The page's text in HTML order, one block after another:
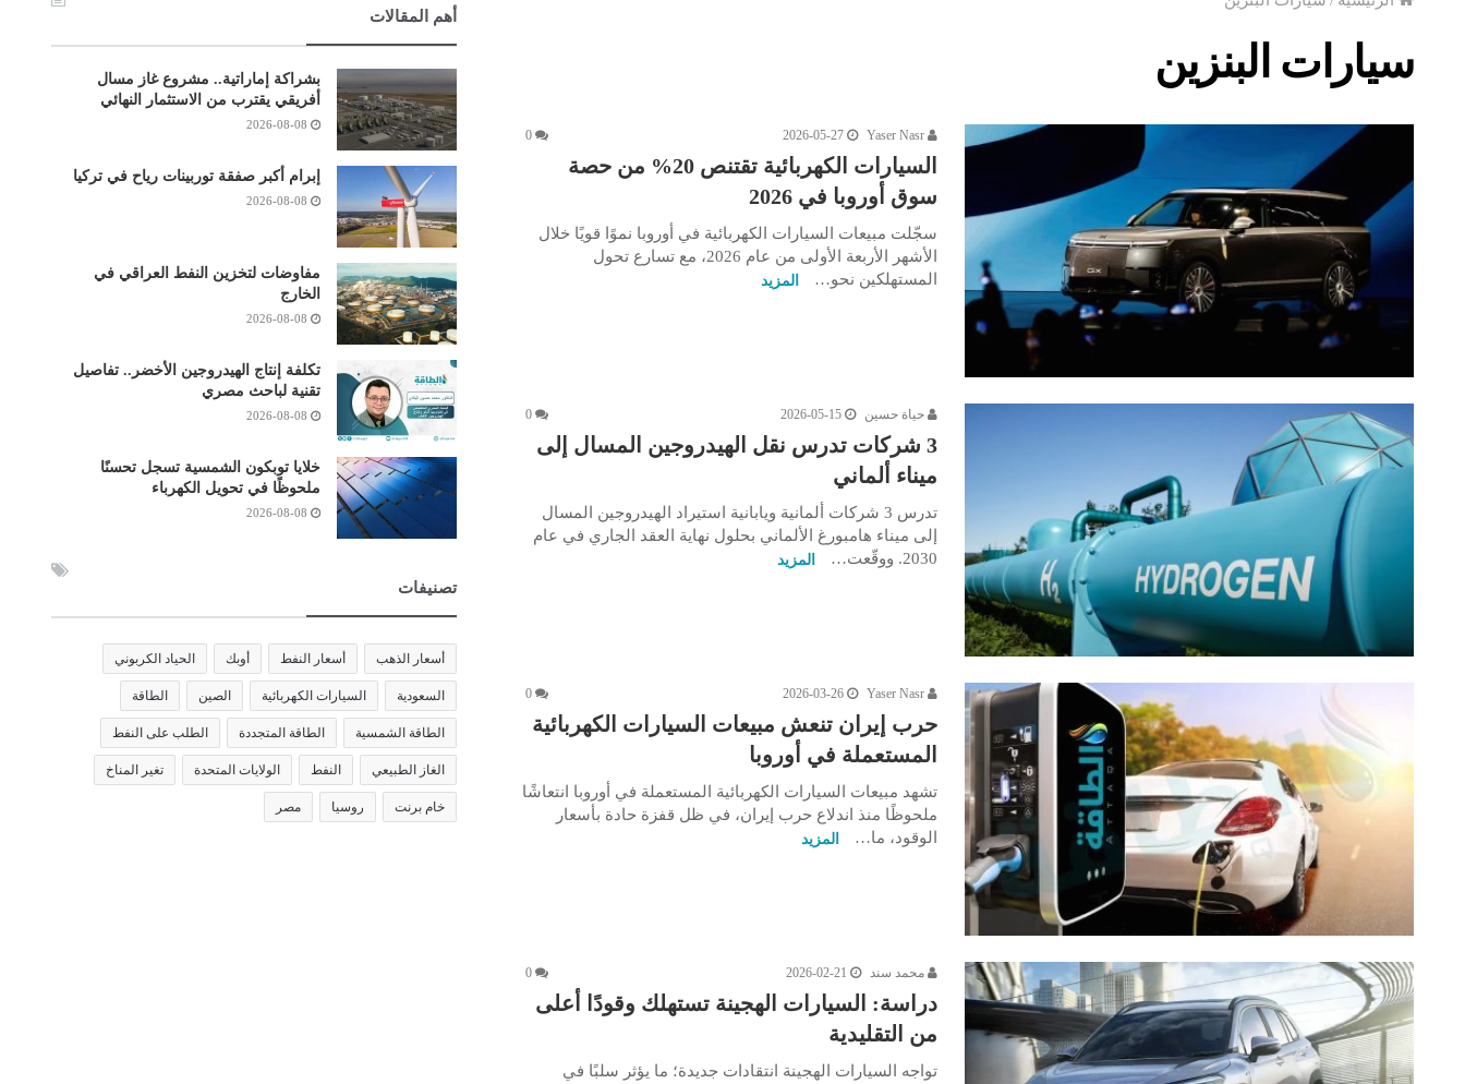
سيارات البنزين
Yaser Nasr
2026-05-27
0
السيارات الكهربائية تقتنص 20% من حصة
سوق أوروبا في 2026
سجّلت مبيعات السيارات الكهربائية في أوروبا نموًا قويًا خلال
الأشهر الأربعة الأولى من عام 2026، مع تسارع تحول
المستهلكين نحو…
المزيد
حياة حسين 2026-05-15
0
3 شركات تدرس نقل الهيدروجين المسال إلى
ميناء ألماني
تدرس 3 شركات ألمانية ويابانية استيراد الهيدروجين المسال
إلى ميناء هامبورغ الألماني بحلول نهاية العقد الجاري في عام
2030. ووقّعت…
المزيد
Yaser Nasr
2026-03-26
0
حرب إيران تنعش مبيعات السيارات الكهربائية
المستعملة في أوروبا
تشهد مبيعات السيارات الكهربائية المستعملة في أوروبا انتعاشًا
ملحوظًا منذ اندلاع حرب إيران، في ظل قفزة حادة بأسعار
الوقود، ما…
المزيد
محمد سند 2026-02-21
0
دراسة: السيارات الهجينة تستهلك وقودًا أعلى
من التقليدية
تواجه السيارات الهجينة انتقادات جديدة؛ ما يؤثر سلبًا في
أهم المقالات
بشراكة إماراتية.. مشروع غاز مسال
أفريقي يقترب من الاستثمار النهائي
2026-08-08
إبرام أكبر صفقة توربينات رياح في تركيا
2026-08-08
مفاوضات لتخزين النفط العراقي في
الخارج
2026-08-08
تكلفة إنتاج الهيدروجين الأخضر.. تفاصيل
تقنية لباحث مصري
2026-08-08
خلايا توبكون الشمسية تسجل تحسنًا
ملحوظًا في تحويل الكهرباء
2026-08-08
تصنيفات
أسعار الذهب أسعار النفط أوبك الحياد الكربوني
السعودية السيارات الكهربائية الصين الطاقة
الطاقة الشمسية الطاقة المتجددة الطلب على النفط
الغاز الطبيعي النفط الولايات المتحدة تغير المناخ
خام برنت روسيا مصر